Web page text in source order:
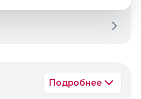
Подробнее